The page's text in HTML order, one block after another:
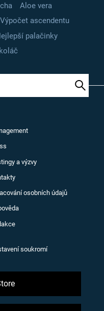
Aloe vera
Výpočet ascendentu
palačinky
a výzvy
osobních údajů
soukromí